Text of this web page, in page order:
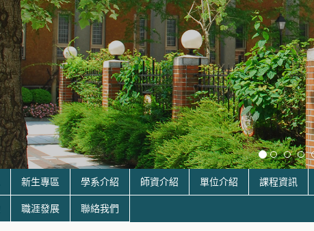
新生專區 學系介紹 師資介紹 單位介紹 課程資訊
職涯發展 聯絡我們